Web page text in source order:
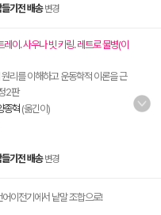
기전 배송 변경
이. 사우나 빗 키링. 레트로 물병(이
리를 이해하고 운동학적 이론을 근
2판
종혁 (옮긴이)
기전 배송 변경
어이전기에서 낱말 조합으로!